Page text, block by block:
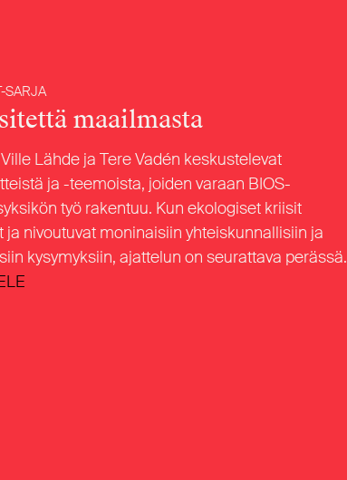
SARJA
maailmasta
Lähde ja Tere Vadén keskustelevat
ja -teemoista, joiden varaan BIOS-
työ rakentuu. Kun ekologiset kriisit
ja nivoutuvat moninaisiin yhteiskunnallisiin ja
kysymyksiin, ajattelun on seurattava perässä.